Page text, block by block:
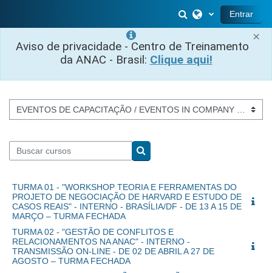
×
Aviso de privacidade - Centro de Treinamento
da ANAC - Brasil: Clique aqui!
Alternar entrada
Entrar
Categorias de Cursos
Buscar cursos
Buscar cursos
TURMA 01 - "WORKSHOP TEORIA E FERRAMENTAS DO
PROJETO DE NEGOCIAÇÃO DE HARVARD E ESTUDO DE
CASOS REAIS" - INTERNO - BRASÍLIA/DF - DE 13 A 15 DE
MARÇO – TURMA FECHADA
TURMA 02 - "GESTÃO DE CONFLITOS E
RELACIONAMENTOS NA ANAC" - INTERNO -
TRANSMISSÃO ON-LINE - DE 02 DE ABRIL A 27 DE
AGOSTO – TURMA FECHADA